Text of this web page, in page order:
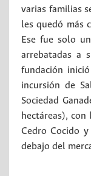
varias familias
les quedó más
Ese fue solo
arrebatadas a
fundación
incursión de
Sociedad
hectáreas),
Cedro Cocido
debajo del